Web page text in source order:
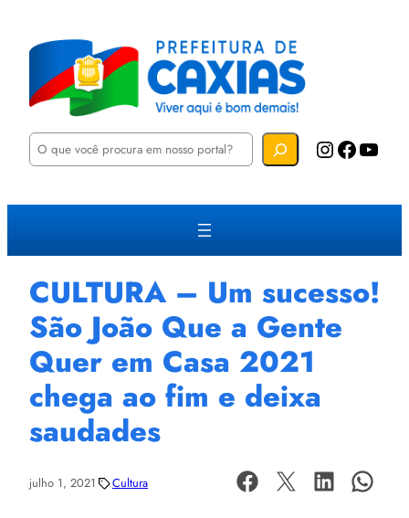
P
u
a
Instagram Facebook YouTube
CULTURA – Um sucesso!
São João Que a Gente
Quer em Casa 2021
chega ao fim e deixa
saudades
julho 1, 2021 Cultura